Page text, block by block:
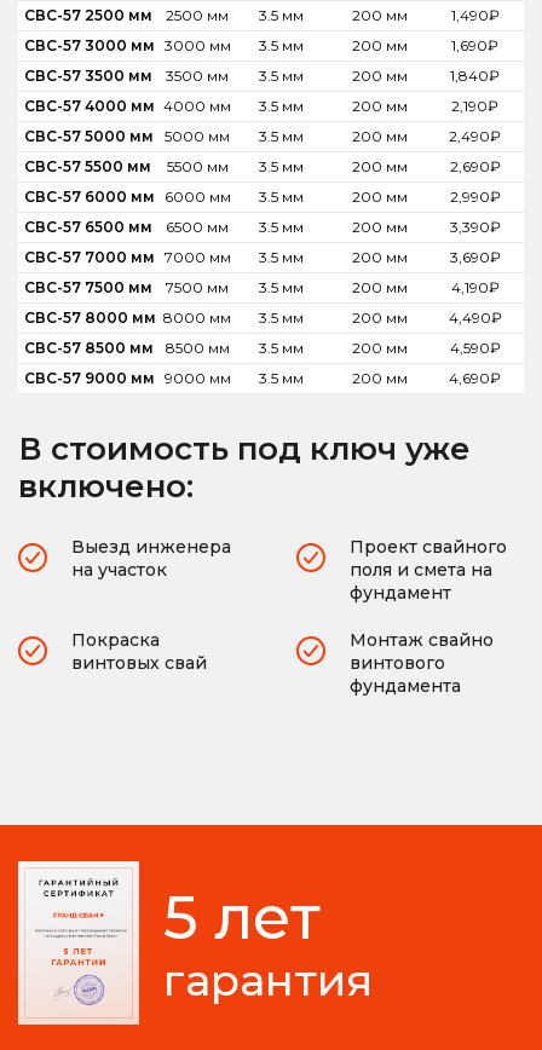
СВС-57 2500 мм
2500 мм 3.5 мм 200 мм 1,490₽
СВС-57 3000 мм 3000 мм 3.5 мм 200 мм 1,690₽
СВС-57 3500 мм
3500 мм 3.5 мм 200 мм 1,840₽
СВС-57 4000 мм 4000 мм 3.5 мм 200 мм 2,190₽
СВС-57 5000 мм
5000 мм 3.5 мм 200 мм 2,490₽
СВС-57 5500 мм
5500 мм 3.5 мм 200 мм 2,690₽
СВС-57 6000 мм
6000 мм 3.5 мм 200 мм 2,990₽
СВС-57 6500 мм
6500 мм 3.5 мм 200 мм 3,390₽
СВС-57 7000 мм 7000 мм 3.5 мм 200 мм 3,690₽
СВС-57 7500 мм
7500 мм 3.5 мм 200 мм 4,190₽
СВС-57 8000 мм 8000 мм 3.5 мм 200 мм 4,490₽
СВС-57 8500 мм
8500 мм 3.5 мм 200 мм 4,590₽
СВС-57 9000 мм 9000 мм 3.5 мм 200 мм 4,690₽
В стоимость под ключ уже
включено:
Выезд инженера
на участок
Проект свайного
поля и смета на
фундамент
Покраска
винтовых свай
Монтаж свайно
винтового
фундамента
5 лет
гарантия